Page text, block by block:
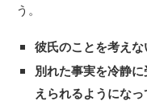
う。
彼氏のことを考え
別れた事実を冷静
えられるようにな